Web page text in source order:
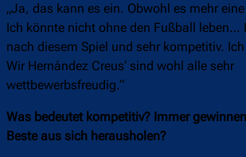
„Ja, das kann es ein. Obwohl es mehr
Ich könnte nicht ohne den Fußball leben…
nach diesem Spiel und sehr kompetitiv.
Wir Hernández Creus‘ sind wohl alle sehr
wettbewerbsfreudig.“
Was bedeutet kompetitiv? Immer
Beste aus sich herausholen?